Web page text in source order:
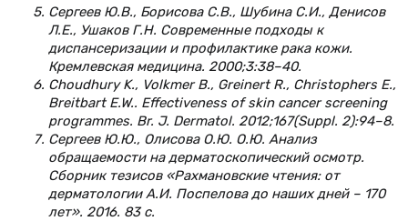
Сергеев Ю.В., Борисова С.В., Шубина С.И., Денисов
Л.Е., Ушаков Г.Н. Современные подходы к
диспансеризации и профилактике рака кожи.
Кремлевская медицина. 2000;3:38–40.
Choudhury K., Volkmer B., Greinert R., Christophers E.,
Breitbart E.W.. Effectiveness of skin cancer screening
programmes. Br. J. Dermatol. 2012;167(Suppl. 2):94–8.
Сергеев Ю.Ю., Олисова О.Ю. О.Ю. Анализ
обращаемости на дерматоскопический осмотр.
Сборник тезисов «Рахмановские чтения: от
дерматологии А.И. Поспелова до наших дней – 170
лет». 2016. 83 с.